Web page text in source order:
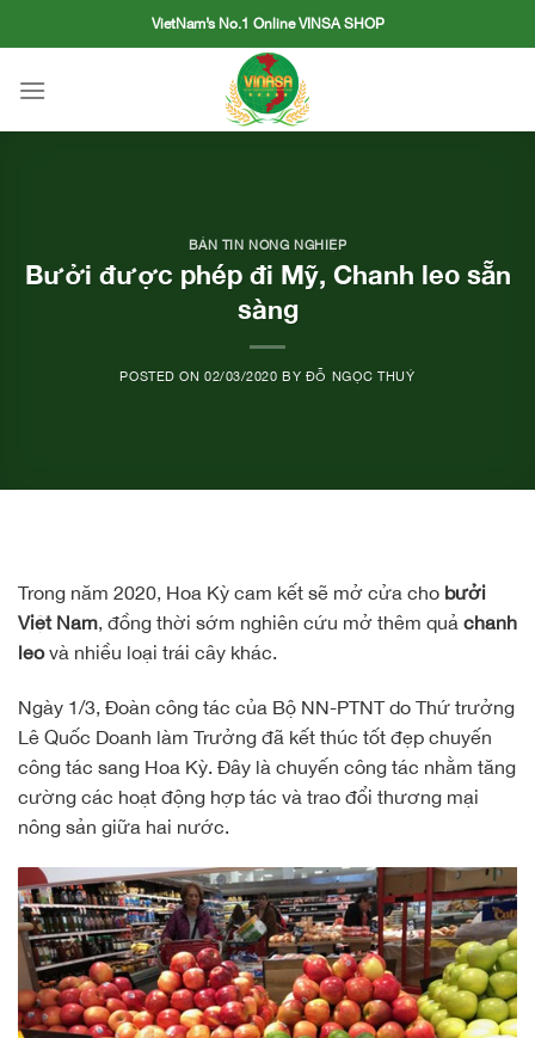
to
VietNam’s No.1 Online VINSA SHOP
BẢN TIN NÔNG NGHIỆP
Bưởi được phép đi Mỹ, Chanh leo sẵn
sàng
POSTED ON 02/03/2020 BY ĐỖ NGỌC THUÝ
Trong năm 2020, Hoa Kỳ cam kết sẽ mở cửa cho bưởi
Việt Nam, đồng thời sớm nghiên cứu mở thêm quả chanh
leovà nhiều loại trái cây khác.
Ngày 1/3, Đoàn công tác của Bộ NN-PTNT do Thứ trưởng
Lê Quốc Doanh làm Trưởng đã kết thúc tốt đẹp chuyến
công tác sang Hoa Kỳ. Đây là chuyến công tác nhằm tăng
cường các hoạt động hợp tác và trao đổi thương mại
nông sản giữa hai nước.